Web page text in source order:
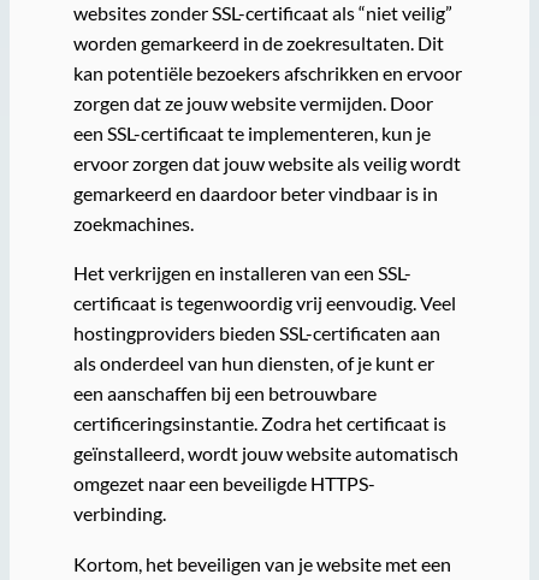
websites zonder SSL-certificaat als “niet veilig”
worden gemarkeerd in de zoekresultaten. Dit
kan potentiële bezoekers afschrikken en ervoor
zorgen dat ze jouw website vermijden. Door
een SSL-certificaat te implementeren, kun je
ervoor zorgen dat jouw website als veilig wordt
gemarkeerd en daardoor beter vindbaar is in
zoekmachines.
Het verkrijgen en installeren van een SSL-
certificaat is tegenwoordig vrij eenvoudig. Veel
hostingproviders bieden SSL-certificaten aan
als onderdeel van hun diensten, of je kunt er
een aanschaffen bij een betrouwbare
certificeringsinstantie. Zodra het certificaat is
geïnstalleerd, wordt jouw website automatisch
omgezet naar een beveiligde HTTPS-
verbinding.
Kortom, het beveiligen van je website met een